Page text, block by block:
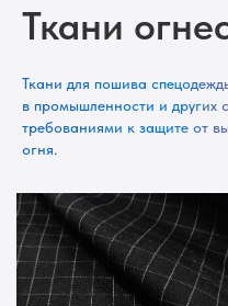
Ткани
Ткани для пошива
в промышленности и других
требованиями к защите от
огня.